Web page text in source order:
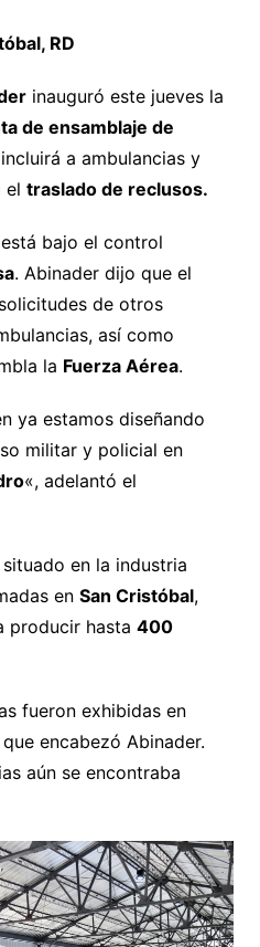
RD
inauguró este jueves la
de ensamblaje de
a ambulancias y
el traslado de reclusos.
bajo el control
. Abinader dijo que el
de otros
así como
la Fuerza Aérea.
ya estamos diseñando
militar y policial en
«, adelantó el
en la industria
en San Cristóbal,
producir hasta 400
fueron exhibidas en
que encabezó Abinader.
aún se encontraba